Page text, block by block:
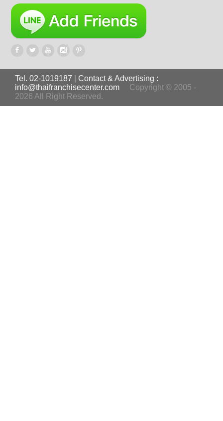
Tel. 02-1019187
Contact & Advertising :
info@thaifranchisecenter.com
Copyright © 2005 -
2026 All Right Reserved.